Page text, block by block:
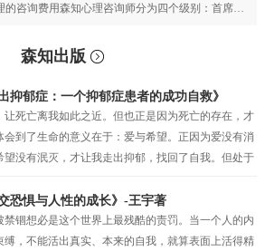
一、森知心理的咨询费用森知心理咨询师分为四个级别：首席专家；专家级别；资深级别；普通级别。首席心理专家：￥900元/50分钟；专家心理咨询师：￥700元/50分钟；资深心理咨询师：￥500元/50分钟；普通心理咨询师：300元/50分钟。
森知出版
出抑郁症：一个抑郁症患者的成功自救》
让死亡离我如此之近。但也正是因为死亡的存在，才
会到了生命的意义在于：爱与希望。正因为爱没有消
望没有泯灭，才让我走出抑郁，找回了自我。但处于
但也仅仅是一种自我安慰罢了。我似乎只剩下在绝望
的权利，但也正是这种在绝望中的坚持，才真的让我
点地看到了希望。当曙光最终突破了黑夜的壁垒，我
交恐惧与人性的成长》-王宇著
禁锢想必是这个世界上最残酷的责罚。当一个人的内
缚，不能活出真实、本来的自我，就算表面上活得精